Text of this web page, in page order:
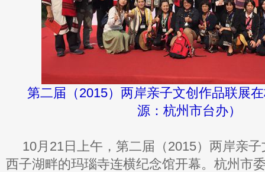
第二届（2015）两岸亲子文创作品联展
源：杭州市台办）
10月21日上午，第二届（2015）两岸亲
西子湖畔的玛瑙寺连横纪念馆开幕。杭州市